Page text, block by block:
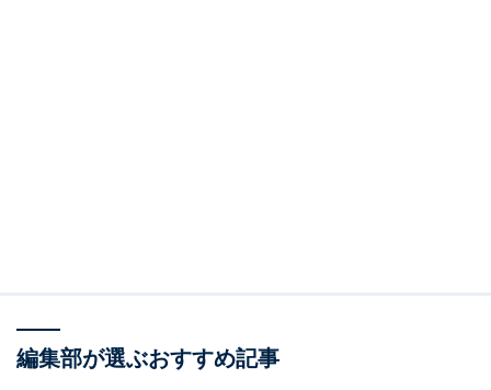
編集部が選ぶおすすめ記事